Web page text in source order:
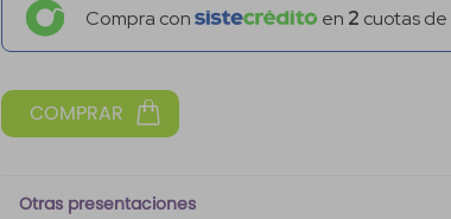
Compra con en 2 cuotas de
Otras presentaciones